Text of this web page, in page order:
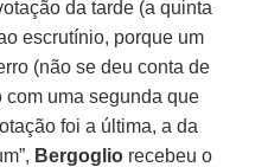
da tarde (a quinta
escrutínio, porque um
(não se deu conta de
uma segunda que
foi a última, a da
Bergoglio recebeu o